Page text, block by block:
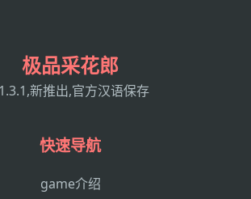
极品采花郎
新推出,官方汉语保存
快速导航
game介绍